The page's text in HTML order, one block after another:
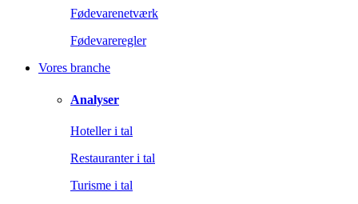
Fødevarenetværk
Fødevareregler
Vores branche
Analyser
Hoteller i tal
Restauranter i tal
Turisme i tal